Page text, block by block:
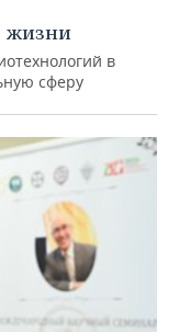
жизни
в
сферу